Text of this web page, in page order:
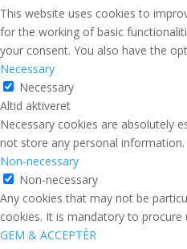
This website uses cookies to
for the working of basic
your consent. You also have the
Necessary
Necessary
Altid aktiveret
Necessary cookies are absolutely
not store any personal information.
Non-necessary
Non-necessary
Any cookies that may not be
cookies. It is mandatory to
GEM & ACCEPTÈR